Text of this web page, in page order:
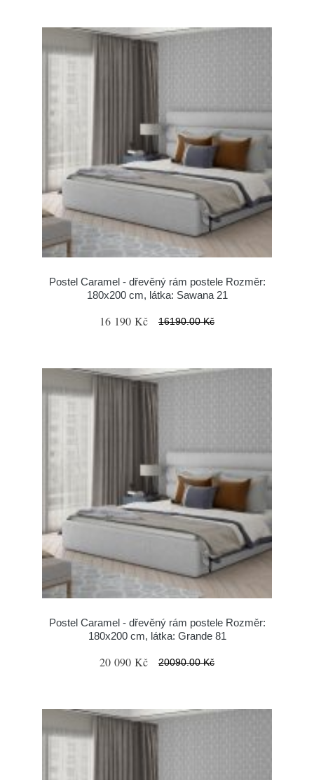
Postel Caramel - dřevěný rám postele Rozměr:
180x200 cm, látka: Sawana 21
16 190 Kč 16190.00 Kč
Postel Caramel - dřevěný rám postele Rozměr:
180x200 cm, látka: Grande 81
20 090 Kč 20090.00 Kč